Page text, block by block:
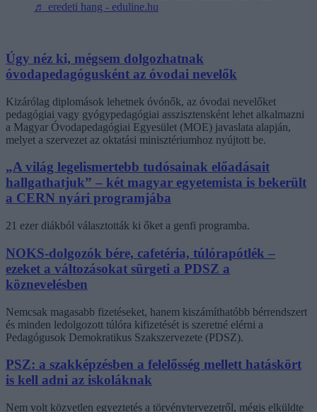
♬ eredeti hang - eduline.hu
Úgy néz ki, mégsem dolgozhatnak
óvodapedagógusként az óvodai nevelők
Kizárólag diplomások lehetnek óvónők, az óvodai nevelőket
pedagógiai vagy gyógypedagógiai asszisztensként lehet alkalmazni
a Magyar Óvodapedagógiai Egyesület (MOE) javaslata alapján,
melyet a szervezet az oktatási minisztériumhoz nyújtott be.
„A világ legelismertebb tudósainak előadásait
hallgathatjuk” – két magyar egyetemista is bekerült
a CERN nyári programjába
21 ezer diákból választották ki őket a genfi programba.
NOKS-dolgozók bére, cafetéria, túlórapótlék –
ezeket a változásokat sürgeti a PDSZ a
köznevelésben
Nemcsak magasabb fizetéseket, hanem kiszámíthatóbb bérrendszert
és minden ledolgozott túlóra kifizetését is szeretné elérni a
Pedagógusok Demokratikus Szakszervezete (PDSZ).
PSZ: a szakképzésben a felelősség mellett hatáskört
is kell adni az iskoláknak
Nem volt közvetlen egyeztetés a törvénytervezetről, mégis elküldte